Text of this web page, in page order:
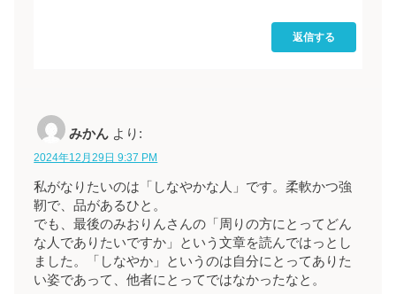
返信する
みかん より:
2024年12月29日 9:37 PM
私がなりたいのは「しなやかな人」です。柔軟かつ強
靭で、品があるひと。
でも、最後のみおりんさんの「周りの方にとってどん
な人でありたいですか」という文章を読んではっとし
ました。「しなやか」というのは自分にとってありた
い姿であって、他者にとってではなかったなと。